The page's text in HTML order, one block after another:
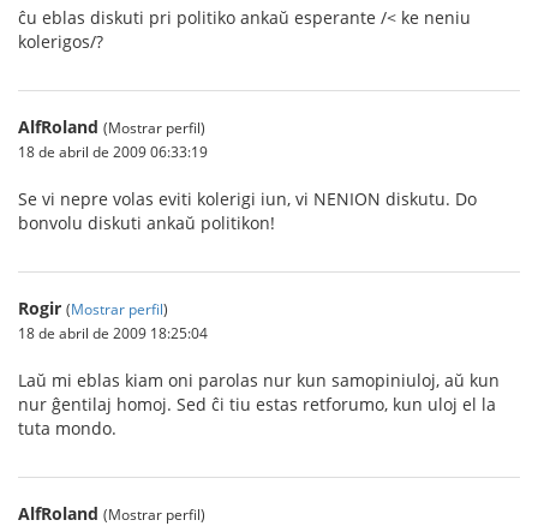
ĉu eblas diskuti pri politiko ankaŭ esperante /< ke neniu
kolerigos/?
AlfRoland (Mostrar perfil)
18 de abril de 2009 06:33:19
Se vi nepre volas eviti kolerigi iun, vi NENION diskutu. Do
bonvolu diskuti ankaŭ politikon!
Rogir (Mostrar perfil)
18 de abril de 2009 18:25:04
Laŭ mi eblas kiam oni parolas nur kun samopiniuloj, aŭ kun
nur ĝentilaj homoj. Sed ĉi tiu estas retforumo, kun uloj el la
tuta mondo.
AlfRoland (Mostrar perfil)